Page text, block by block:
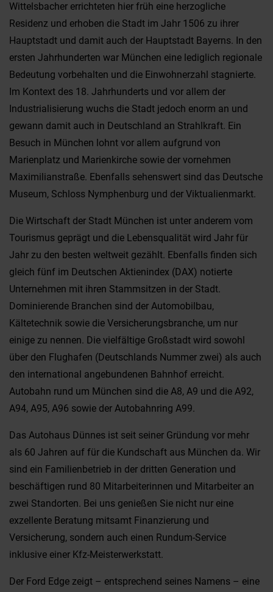
Wittelsbacher errichteten hier früh eine herzogliche
Residenz und erhoben die Stadt im Jahr 1506 zu ihrer
Hauptstadt und damit auch der Hauptstadt Bayerns. In den
ersten Jahrhunderten war München eine lediglich regionale
Bedeutung vorbehalten und die Einwohnerzahl stagnierte.
Im Kontext des 18. Jahrhunderts und vor allem der
Industrialisierung wuchs die Stadt jedoch enorm an und
gewann damit auch in Deutschland an Strahlkraft. Ein
Besuch in München lohnt vor allem aufgrund von
Marienplatz und Marienkirche sowie der vornehmen
Maximilianstraße. Ebenfalls sehenswert sind das Deutsche
Museum, Schloss Nymphenburg und der Viktualienmarkt.
Die Wirtschaft der Stadt München ist unter anderem vom
Tourismus geprägt und die Lebensqualität wird Jahr für
Jahr zu den besten weltweit gezählt. Ebenfalls finden sich
gleich fünf im Deutschen Aktienindex (DAX) notierte
Unternehmen mit ihren Stammsitzen in der Stadt.
Dominierende Branchen sind der Automobilbau,
Kältetechnik sowie die Versicherungsbranche, um nur
einige zu nennen. Die vielfältige Großstadt wird sowohl
über den Flughafen (Deutschlands Nummer zwei) als auch
den international angebundenen Bahnhof erreicht.
Autobahn rund um München sind die A8, A9 und die A92,
A94, A95, A96 sowie der Autobahnring A99.
Das Autohaus Dünnes ist seit seiner Gründung vor mehr
als 60 Jahren auf für die Kundschaft aus München da. Wir
sind ein Familienbetrieb in der dritten Generation und
beschäftigen rund 80 Mitarbeiterinnen und Mitarbeiter an
zwei Standorten. Bei uns genießen Sie nicht nur eine
exzellente Beratung mitsamt Finanzierung und
Versicherung, sondern auch einen Rundum-Service
inklusive einer Kfz-Meisterwerkstatt.
Der Ford Edge zeigt – entsprechend seines Namens – eine